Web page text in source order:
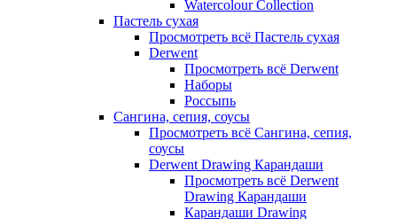
Watercolour Collection
Пастель сухая
Просмотреть всё Пастель сухая
Derwent
Просмотреть всё Derwent
Наборы
Россыпь
Сангина, сепия, соусы
Просмотреть всё Сангина, сепия,
соусы
Derwent Drawing Карандаши
Просмотреть всё Derwent
Drawing Карандаши
Карандаши Drawing